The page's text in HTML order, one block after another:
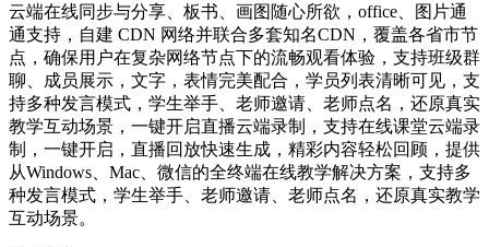
云端在线同步与分享、板书、画图随心所欲，office、图片通
通支持，自建 CDN 网络并联合多套知名CDN，覆盖各省市节
点，确保用户在复杂网络节点下的流畅观看体验，支持班级群
聊、成员展示，文字，表情完美配合，学员列表清晰可见，支
持多种发言模式，学生举手、老师邀请、老师点名，还原真实
教学互动场景，一键开启直播云端录制，支持在线课堂云端录
制，一键开启，直播回放快速生成，精彩内容轻松回顾，提供
从Windows、Mac、微信的全终端在线教学解决方案，支持多
种发言模式，学生举手、老师邀请、老师点名，还原真实教学
互动场景。